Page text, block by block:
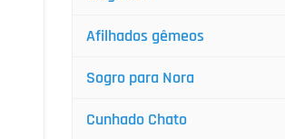
Afilhados gêmeos
Sogro para Nora
Cunhado Chato